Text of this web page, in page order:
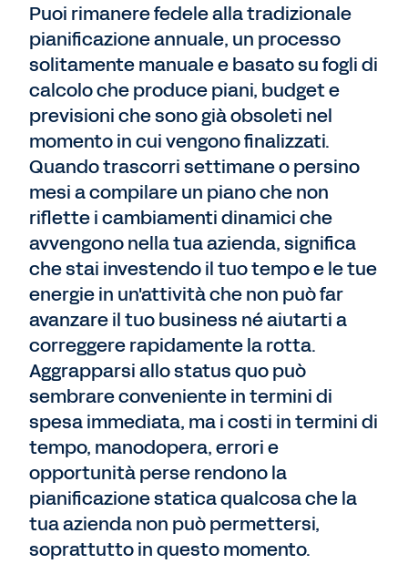
Puoi rimanere fedele alla tradizionale
pianificazione annuale, un processo
solitamente manuale e basato su fogli di
calcolo che produce piani, budget e
previsioni che sono già obsoleti nel
momento in cui vengono finalizzati.
Quando trascorri settimane o persino
mesi a compilare un piano che non
riflette i cambiamenti dinamici che
avvengono nella tua azienda, significa
che stai investendo il tuo tempo e le tue
energie in un'attività che non può far
avanzare il tuo business né aiutarti a
correggere rapidamente la rotta.
Aggrapparsi allo status quo può
sembrare conveniente in termini di
spesa immediata, ma i costi in termini di
tempo, manodopera, errori e
opportunità perse rendono la
pianificazione statica qualcosa che la
tua azienda non può permettersi,
soprattutto in questo momento.